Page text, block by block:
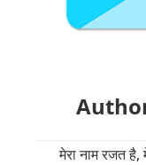
मेरा नाम रजत